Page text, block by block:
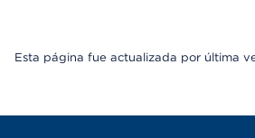
Esta página fue actualizada por última